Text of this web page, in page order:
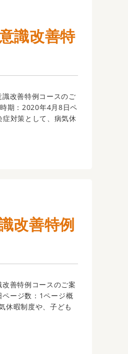
識改善特
改善特例コースのご
期：2020年4月8日ペ
対策として、病気休
改善特例
善特例コースのご案
ージ数：1ページ概
休暇制度や、子ども